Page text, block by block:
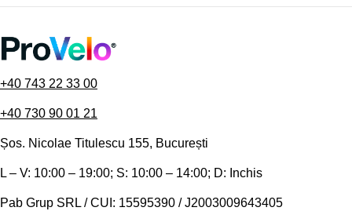
+40 743 22 33 00
+40 730 90 01 21
Șos. Nicolae Titulescu 155, București
L – V: 10:00 – 19:00; S: 10:00 – 14:00; D: Inchis
Pab Grup SRL / CUI: 15595390 / J2003009643405